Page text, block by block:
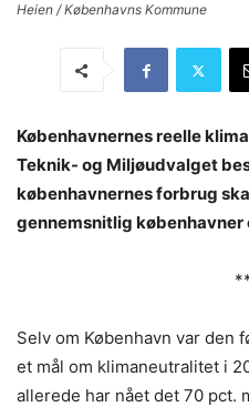
Heien / Københavns Kommune
Københavnernes reelle
Teknik- og Miljøudvalget
københavnernes forbrug
gennemsnitlig københavner
Selv om København var den
et mål om klimaneutralitet i
allerede har nået det 70 pct.